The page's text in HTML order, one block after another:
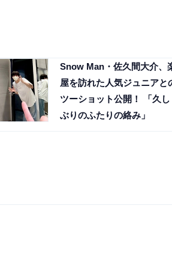
Snow Man・佐久間大介、
屋を訪れた人気ジュニアと
ツーショット公開！ 「久し
ぶりのふたりの絡み」